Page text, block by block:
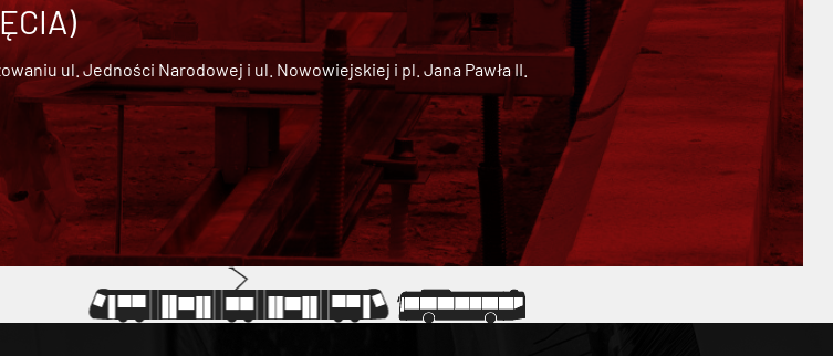
ul. Jedności Narodowej i ul. Nowowiejskiej i pl. Jana Pawła II.